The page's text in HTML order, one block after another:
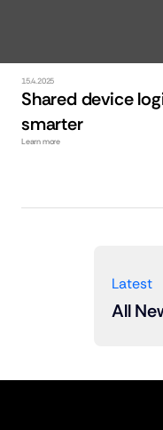
15.4.2025
Shared device
smarter
Learn more
För att logga in
Latest
All